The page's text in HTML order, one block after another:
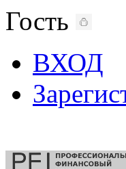
Гость
ВХОД